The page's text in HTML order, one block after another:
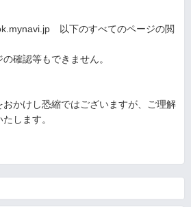
以下のすべてのページの閲
確認等もできません。
かけし恐縮ではございますが、ご理解
します。